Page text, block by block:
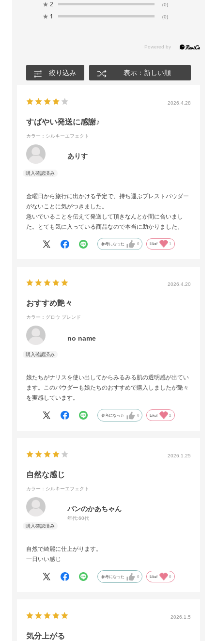
★ 2 (0)
★ 1 (0)
絞り込み 表示：新しい順
2026.4.28
すばやい発送に感謝♪
カラー：シルキーエフェクト
ありす
金曜日から旅行に出かける予定で、持ち運ぶプレストパウダー
がないことに気がつきました。
急いでいることを伝えて発送して頂きなんとか間に合いまし
た。とても気に入っている商品なので本当に助かりました。
参考になった 0 Like! 1
2026.4.20
おすすめ艶々
カラー：グロウ ブレンド
no name
娘たちがナリスを使い出してからみるみる肌の透明感が出てい
ます。このパウダーも娘たちのおすすめで購入しましたが艶々
を実感しています。
参考になった 0 Like! 2
2026.1.25
自然な感じ
カラー：シルキーエフェクト
パンのかあちゃん
年代:60代
自然で綺麗に仕上がります。
一日いい感じ
参考になった 0 Like! 0
2026.1.5
気分上がる